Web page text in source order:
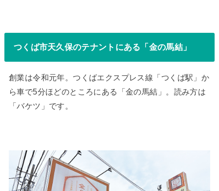
つくば市天久保のテナントにある「金の馬結」
創業は令和元年。つくばエクスプレス線「つくば駅」か
ら車で5分ほどのところにある「金の馬結」。読み方は
「バケツ」です。